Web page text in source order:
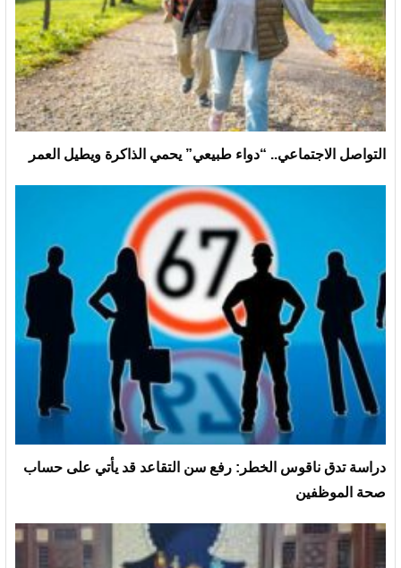
التواصل الاجتماعي.. “دواء طبيعي” يحمي الذاكرة ويطيل العمر
دراسة تدق ناقوس الخطر: رفع سن التقاعد قد يأتي على حساب
صحة الموظفين